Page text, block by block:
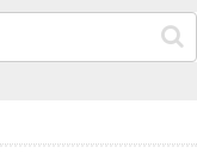
上波でまさかのパ○チ